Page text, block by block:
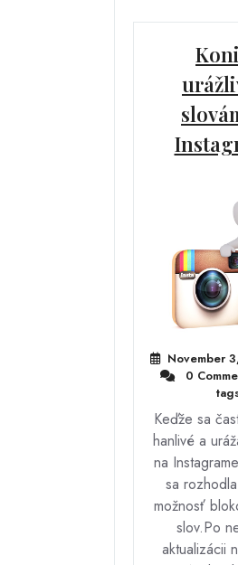
November
0
Keďže sa
hanlivé a
na
sa
možnosť
slov.Po
aktualizácii